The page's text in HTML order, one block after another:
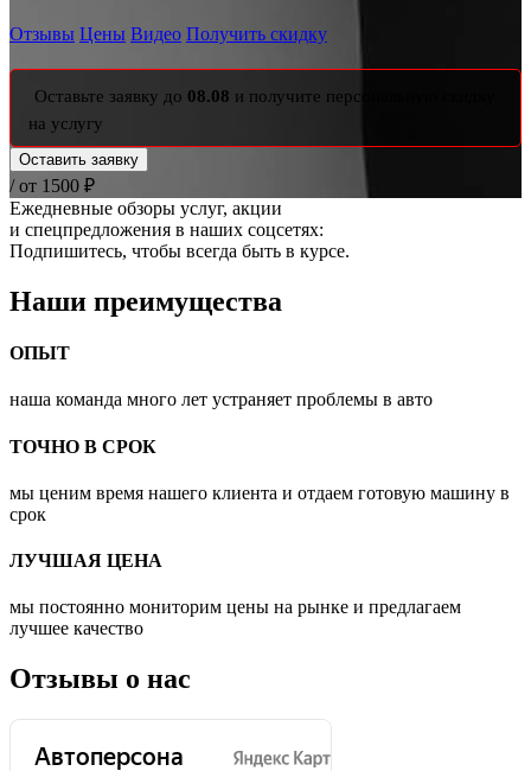
Отзывы Цены Видео Получить скидку
Оставьте заявку до 08.08 и получите персональную скидку
на услугу
Оставить заявку
/ от 1500 ₽
Ежедневные обзоры услуг, акции
и спецпредложения в наших соцсетях:
Подпишитесь, чтобы всегда быть в курсе.
Наши преимущества
ОПЫТ
наша команда много лет устраняет проблемы в авто
ТОЧНО В СРОК
мы ценим время нашего клиента и отдаем готовую машину в
срок
ЛУЧШАЯ ЦЕНА
мы постоянно мониторим цены на рынке и предлагаем
лучшее качество
Отзывы о нас